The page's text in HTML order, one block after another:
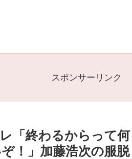
スポンサーリンク
「終わるからって何
！」加藤浩次の服脱